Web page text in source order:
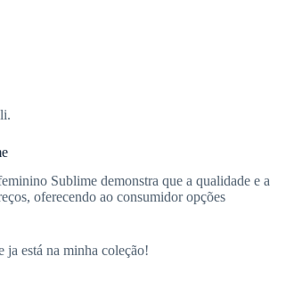
Sublime demonstra que a qualidade e a
oferecendo ao consumidor opções
está na minha coleção!